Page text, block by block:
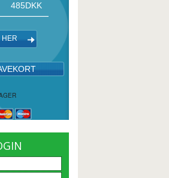
485DKK
HER